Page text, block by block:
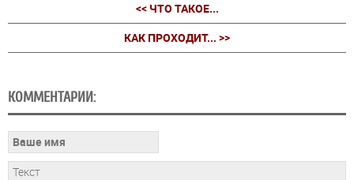
<< ЧТО ТАКОЕ...
КАК ПРОХОДИТ... >>
КОММЕНТАРИИ: